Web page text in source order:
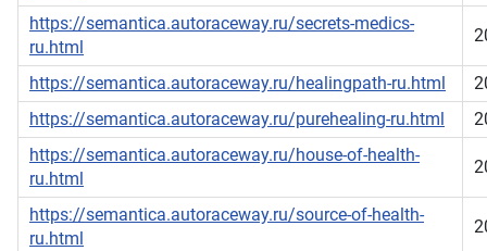
https://semantica.autoraceway.ru/secrets-medics-
ru.html
https://semantica.autoraceway.ru/healingpath-ru.html
https://semantica.autoraceway.ru/purehealing-ru.html
https://semantica.autoraceway.ru/house-of-health-
ru.html
https://semantica.autoraceway.ru/source-of-health-
ru.html